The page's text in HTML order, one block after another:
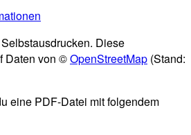
Diese
Daten von ©OpenStreetMap (Stand:
eine PDF-Datei mit folgendem